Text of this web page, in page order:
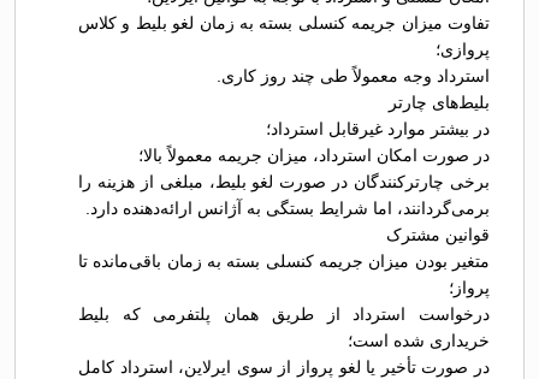
تفاوت میزان جریمه کنسلی بسته به زمان لغو بلیط و کلاس
پروازی؛
استرداد وجه معمولاً طی چند روز کاری.
بلیط‌های چارتر
در بیشتر موارد غیرقابل استرداد؛
در صورت امکان استرداد، میزان جریمه معمولاً بالا؛
برخی چارترکنندگان در صورت لغو بلیط، مبلغی از هزینه را
برمی‌گردانند، اما شرایط بستگی به آژانس ارائه‌دهنده دارد.
قوانین مشترک
متغیر بودن میزان جریمه کنسلی بسته به زمان باقی‌مانده تا
پرواز؛
درخواست استرداد از طریق همان پلتفرمی که بلیط
خریداری شده است؛
در صورت تأخیر یا لغو پرواز از سوی ایرلاین، استرداد کامل